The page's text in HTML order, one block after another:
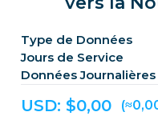
Type de Données
Jours de Service
Données Journalières
USD: $0,00